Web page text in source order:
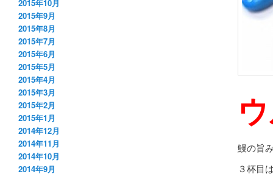
鰻の旨
３杯目
2015年10月
2015年9月
2015年8月
2015年7月
2015年6月
2015年5月
2015年4月
2015年3月
2015年2月
2015年1月
2014年12月
2014年11月
2014年10月
2014年9月